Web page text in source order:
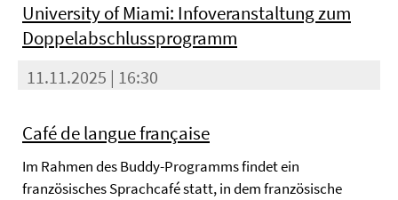
University of Miami: Infoveranstaltung zum
Doppelabschlussprogramm
11.11.2025 | 16:30
Café de langue française
Im Rahmen des Buddy-Programms findet ein
französisches Sprachcafé statt, in dem französische